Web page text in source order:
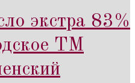
экстра 83%
ТМ